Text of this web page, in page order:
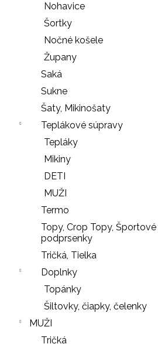
Nohavice
Šortky
Nočné košele
Župany
Saká
Sukne
Šaty, Mikinošaty
Teplákové súpravy
Tepláky
Mikiny
DETI
MUŽI
Termo
Topy, Crop Topy, Športové
podprsenky
Tričká, Tielka
Doplnky
Topánky
Šiltovky, čiapky, čelenky
MUŽI
Tričká
SŤAHOVACIE
BLACK
€
LEGÍNY
PUSH-
UP